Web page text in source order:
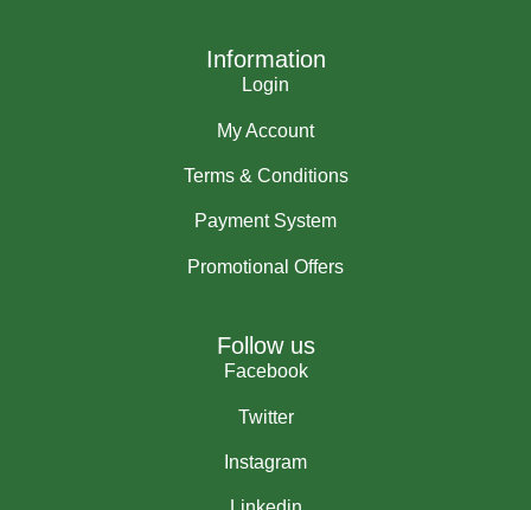
Information
Login
My Account
Terms & Conditions
Payment System
Promotional Offers
Follow us
Facebook
Twitter
Instagram